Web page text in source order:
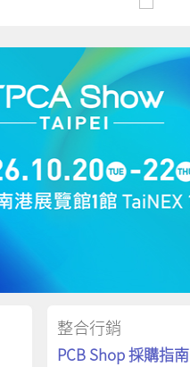
整合行銷
PCB Shop 採購指南